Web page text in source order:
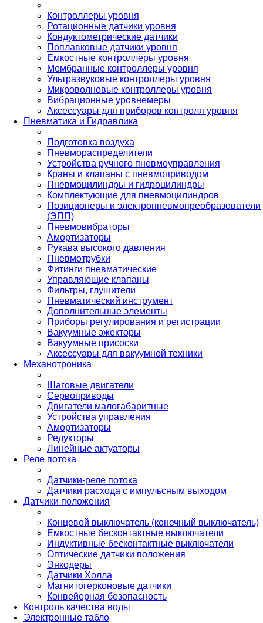
Контроллеры уровня
Ротационные датчики уровня
Кондуктометрические датчики
Поплавковые датчики уровня
Емкостные контроллеры уровня
Мембранные контроллеры уровня
Ультразвуковые контроллеры уровня
Микроволновые контроллеры уровня
Вибрационные уровнемеры
Аксессуары для приборов контроля уровня
Пневматика и Гидравлика
Подготовка воздуха
Пневмораспределители
Устройства ручного пневмоуправления
Краны и клапаны с пневмоприводом
Пневмоцилиндры и гидроцилиндры
Комплектующие для пневмоцилиндров
Позиционеры и электропневмопреобразователи
(ЭПП)
Пневмовибраторы
Амортизаторы
Рукава высокого давления
Пневмотрубки
Фитинги пневматические
Управляющие клапаны
Фильтры, глушители
Пневматический инструмент
Дополнительные элементы
Приборы регулирования и регистрации
Вакуумные эжекторы
Вакуумные присоски
Аксессуары для вакуумной техники
Механотроника
Шаговые двигатели
Сервоприводы
Двигатели малогабаритные
Устройства управления
Амортизаторы
Редукторы
Линейные актуаторы
Реле потока
Датчики-реле потока
Датчики расхода с импульсным выходом
Датчики положения
Концевой выключатель (конечный выключатель)
Емкостные бесконтактные выключатели
Индуктивные бесконтактные выключатели
Оптические датчики положения
Энкодеры
Датчики Холла
Магнитогерконовые датчики
Конвейерная безопасность
Контроль качества воды
Электронные табло